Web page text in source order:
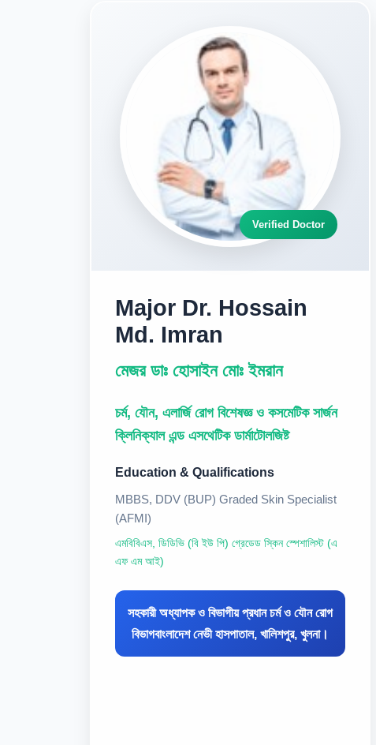
Verified Doctor
Major Dr. Hossain
Md. Imran
মেজর ডাঃ হোসাইন মোঃ ইমরান
চর্ম, যৌন, এলার্জি রোগ বিশেষজ্ঞ ও কসমেটিক সার্জন
ক্লিনিক্যাল এন্ড এসথেটিক ডার্মাটোলজিষ্ট
Education & Qualifications
MBBS, DDV (BUP) Graded Skin Specialist
(AFMI)
এমবিবিএস, ডিডিভি (বি ইউ পি) গ্রেডেড স্কিন স্পেশালিস্ট (এ
এফ এম আই)
সহকারী অধ্যাপক ও বিভাগীয় প্রধান চর্ম ও যৌন রোগ
বিভাগবাংলাদেশ নেভী হাসপাতাল, খালিশপুর, খুলনা।